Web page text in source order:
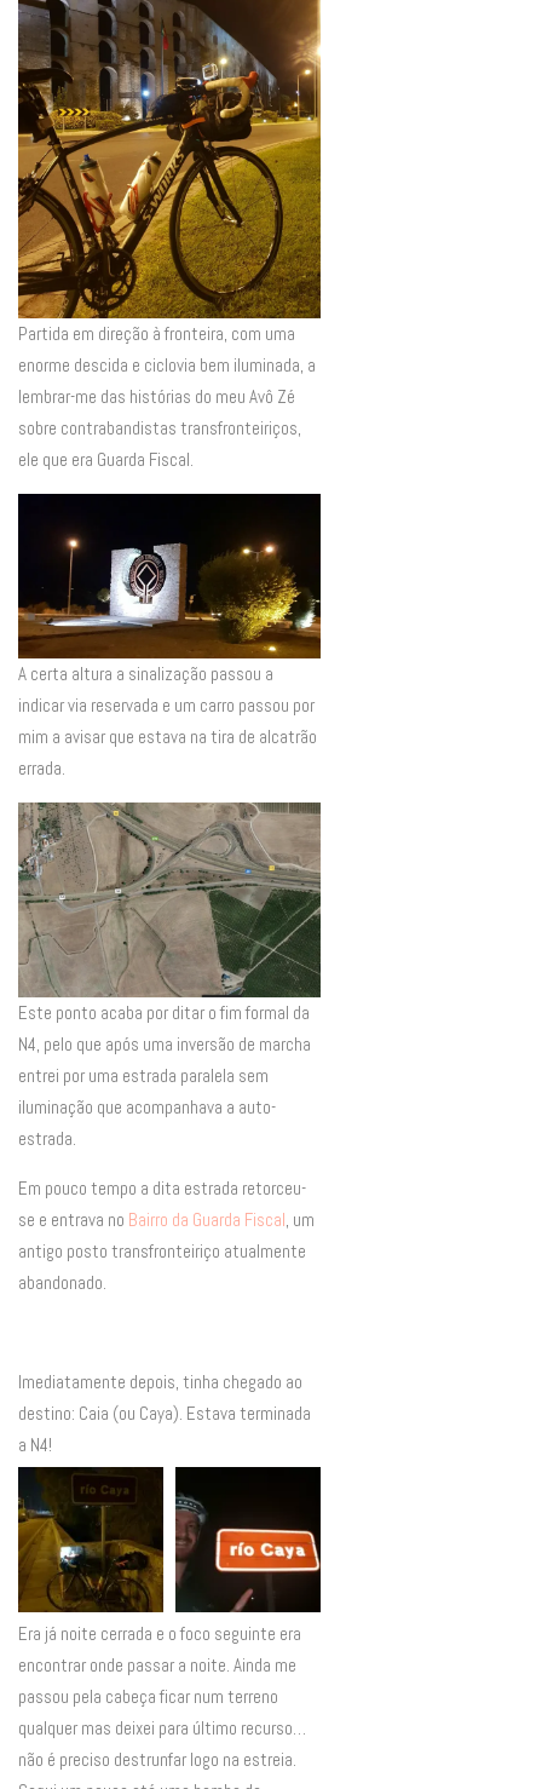
Partida em direção à fronteira, com uma
enorme descida e ciclovia bem iluminada, a
lembrar-me das histórias do meu Avô Zé
sobre contrabandistas transfronteiriços,
ele que era Guarda Fiscal.
A certa altura a sinalização passou a
indicar via reservada e um carro passou por
mim a avisar que estava na tira de alcatrão
errada.
Este ponto acaba por ditar o fim formal da
N4, pelo que após uma inversão de marcha
entrei por uma estrada paralela sem
iluminação que acompanhava a auto-
estrada.
Em pouco tempo a dita estrada retorceu-
se e entrava no Bairro da Guarda Fiscal , um
antigo posto transfronteiriço atualmente
abandonado.
Imediatamente depois, tinha chegado ao
destino: Caia (ou Caya). Estava terminada
a N4!
Era já noite cerrada e o foco seguinte era
encontrar onde passar a noite. Ainda me
passou pela cabeça ficar num terreno
qualquer mas deixei para último recurso…
não é preciso destrunfar logo na estreia.